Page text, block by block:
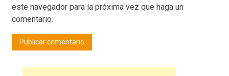
este navegador para la próxima vez que haga un
comentario.